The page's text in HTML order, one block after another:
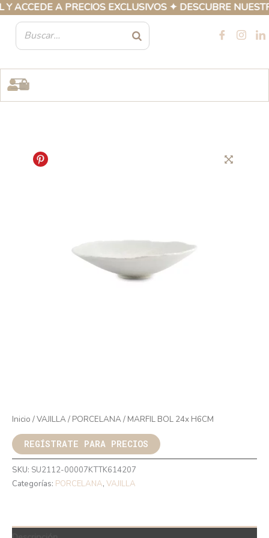
A PRECIOS EXCLUSIVOS ✦ DESCUBRE NUESTRA
Ir
contenido
Inicio /VAJILLA/ PORCELANA/ MARFIL BOL 24x H6CM
REGÍSTRATE PARA PRECIOS
SKU: SU2112-00007KTTK614207
Categorías: PORCELANA, VAJILLA